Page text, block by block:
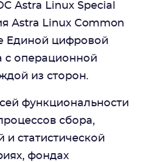
Astra Linux Special
Astra Linux Common
Единой цифровой
с операционной
из сторон.
функциональности
сбора,
статистической
фондах